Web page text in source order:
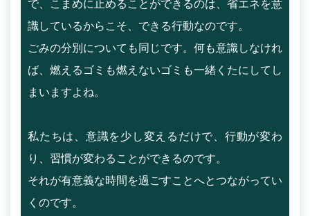
で、こまめに止めることができるのは、省エネを意
識しているからこそ、できる行動なのです。
ごみの分別についても同じです。何も意識しなけれ
ば、燃えるゴミも燃えないゴミも一緒くたにしてし
まいますよね。
私たちは、意識を少し変えるだけで、行動が変わ
り、習慣が変わることができるのです。
それが有意義な時間を過ごすことへとつながってい
くのです。